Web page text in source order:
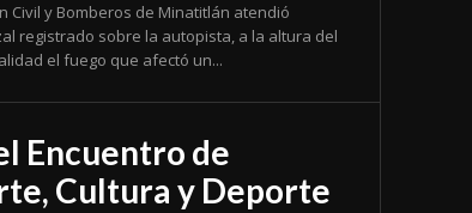
Civil y Bomberos de Minatitlán atendió
registrado sobre la autopista, a la altura del
el fuego que afectó un...
Encuentro de
Cultura y Deporte